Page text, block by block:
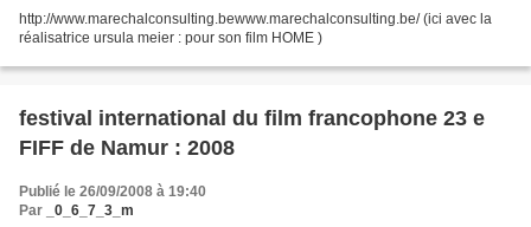
http://www.marechalconsulting.bewww.marechalconsulting.be/ (ici avec la
réalisatrice ursula meier : pour son film HOME )
festival international du film francophone 23 e
FIFF de Namur : 2008
Publié le 26/09/2008 à 19:40
Par
_0_6_7_3_m